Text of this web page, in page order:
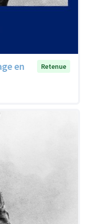
en
Retenue